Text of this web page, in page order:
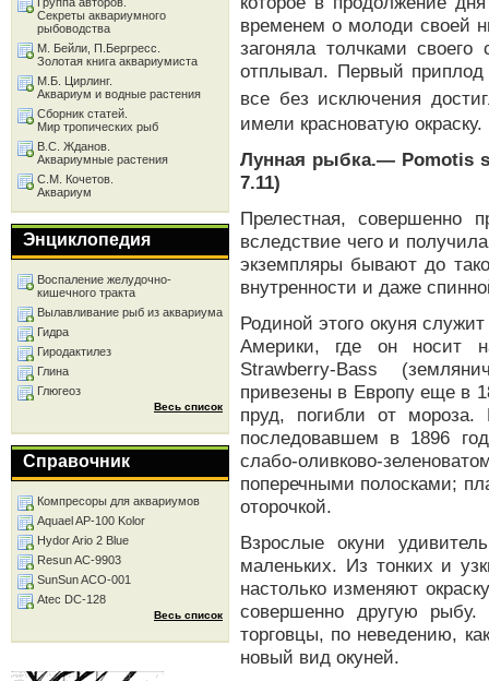
временем о молоди своей
загоняла толчками
отплывал. Первый
все без исключения
имели красноватую окраску.
Лунная рыбка.— Pomotis
7.11)
Прелестная, совершенно
вследствие чего и
экземпляры бывают до
внутренности и даже
Родиной этого окуня
Америки, где он носит
Strawberry-Bass
привезены в Европу еще в
пруд, погибли от
последовавшем в 1896
слабо-оливково-
поперечными полосками;
оторочкой.
Взрослые окуни
маленьких. Из тонких и
настолько изменяют
совершенно другую
торговцы, по неведению,
новый вид окуней.
Секреты аквариумного
рыбоводства
М. Бейли, П.Бергресс.
Золотая книга аквариумиста
М.Б. Цирлинг.
Аквариум и водные растения
Сборник статей.
Мир тропических рыб
В.С. Жданов.
Аквариумные растения
С.М. Кочетов.
Аквариум
Энциклопедия
Воспаление желудочно-
кишечного тракта
Вылавливание рыб из аквариума
Гидра
Гиродактилез
Глина
Глюгеоз
Весь список
Справочник
Компресоры для аквариумов
Aquael AP-100 Kolor
Hydor Ario 2 Blue
Resun AC-9903
SunSun ACO-001
Atec DC-128
Весь список